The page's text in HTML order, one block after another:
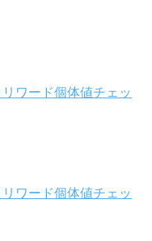
ワード個体値チェッ
ワード個体値チェッ